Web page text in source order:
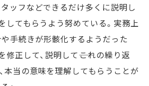
ッフなどできるだけ多くに説明し
してもらうよう努めている。実務上
手続きが形骸化するようだった
修正して、説明して――これの繰り返
本当の意味を理解してもらうことが